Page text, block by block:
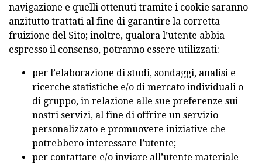
navigazione e quelli ottenuti tramite i cookie saranno
anzitutto trattati al fine di garantire la corretta
fruizione del Sito; inoltre, qualora l’utente abbia
espresso il consenso, potranno essere utilizzati:
per l’elaborazione di studi, sondaggi, analisi e
ricerche statistiche e/o di mercato individuali o
di gruppo, in relazione alle sue preferenze sui
nostri servizi, al fine di offrire un servizio
personalizzato e promuovere iniziative che
potrebbero interessare l’utente;
per contattare e/o inviare all’utente materiale